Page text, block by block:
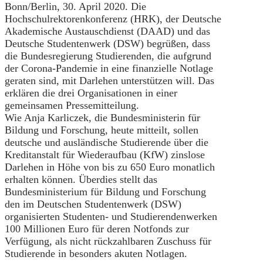
Bonn/Berlin, 30. April 2020. Die
Hochschulrektorenkonferenz (HRK), der Deutsche
Akademische Austauschdienst (DAAD) und das
Deutsche Studentenwerk (DSW) begrüßen, dass
die Bundesregierung Studierenden, die aufgrund
der Corona-Pandemie in eine finanzielle Notlage
geraten sind, mit Darlehen unterstützen will. Das
erklären die drei Organisationen in einer
gemeinsamen Pressemitteilung.
Wie Anja Karliczek, die Bundesministerin für
Bildung und Forschung, heute mitteilt, sollen
deutsche und ausländische Studierende über die
Kreditanstalt für Wiederaufbau (KfW) zinslose
Darlehen in Höhe von bis zu 650 Euro monatlich
erhalten können. Überdies stellt das
Bundesministerium für Bildung und Forschung
den im Deutschen Studentenwerk (DSW)
organisierten Studenten- und Studierendenwerken
100 Millionen Euro für deren Notfonds zur
Verfügung, als nicht rückzahlbaren Zuschuss für
Studierende in besonders akuten Notlagen.